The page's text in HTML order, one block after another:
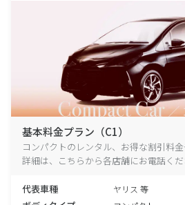
基本料金プラン（C1）
コンパクトのレンタル、お得な割引料
詳細は、こちらから各店舗にお電話くだ
代表車種 ヤリス 等